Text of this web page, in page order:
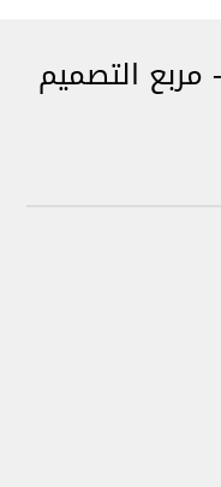
التصميم